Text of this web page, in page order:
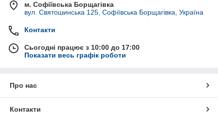
м. Софіївська Борщагівка
вул. Святошинська 125, Софіївська Борщагівка, Україна
Контакти
Сьогодні працює з 10:00 до 17:00
Показати весь графік роботи
Про нас
Контакти